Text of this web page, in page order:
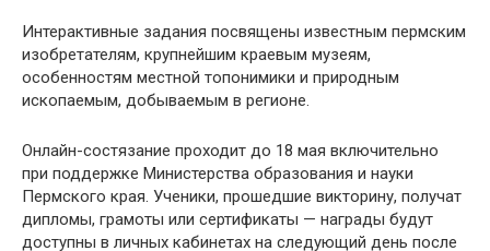
Интерактивные задания посвящены известным пермским
изобретателям, крупнейшим краевым музеям,
особенностям местной топонимики и природным
ископаемым, добываемым в регионе.
Онлайн-состязание проходит до 18 мая включительно
при поддержке Министерства образования и науки
Пермского края. Ученики, прошедшие викторину, получат
дипломы, грамоты или сертификаты — награды будут
доступны в личных кабинетах на следующий день после